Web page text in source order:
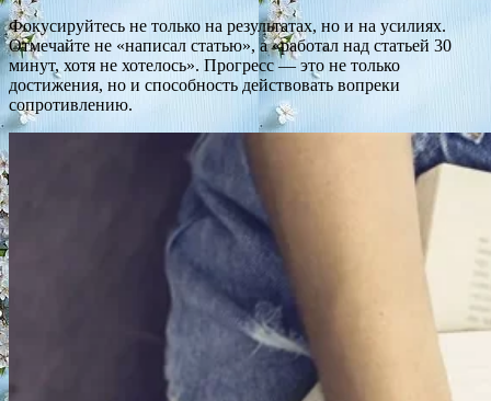
Фокусируйтесь не только на результатах, но и на усилиях.
Отмечайте не «написал статью», а «работал над статьей 30
минут, хотя не хотелось». Прогресс — это не только
достижения, но и способность действовать вопреки
сопротивлению.